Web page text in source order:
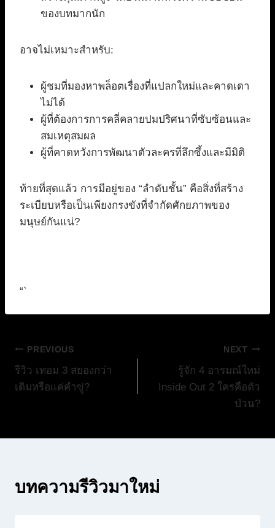
ของบทมากนัก
อาจไม่เหมาะสำหรับ:
ผู้ชมที่มองหาพล็อตเรื่องที่แปลกใหม่และคาดเดา
ไม่ได้
ผู้ที่ต้องการการคลี่คลายปมปริศนาที่ซับซ้อนและ
สมเหตุสมผล
ผู้ที่คาดหวังการพัฒนาตัวละครที่ลึกซึ้งและมีมิติ
ท้ายที่สุดแล้ว การมีอยู่ของ “ลำดับชั้น” คือสิ่งที่สร้าง
ระเบียบหรือเป็นเพียงกรงขังที่จำกัดศักยภาพของ
มนุษย์กันแน่?
“`
แนะแนว
เรื่อง
PREVIOUS
รีวิว เทอม 3 สยองกว่า
เดิมหรือแค่คำขู่?
NEXT
รู้จัก 4 อารมณ์ใหม่
Inside Out 2 ใครคือตัว
ป่วน?
บทความรีวิวมาใหม่